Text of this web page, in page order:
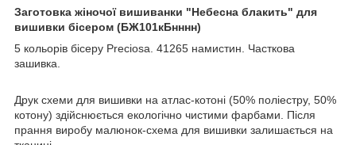
Заготовка жіночої вишиванки "Небесна блакить" для
вишивки бісером (БЖ101кБнннн)
5 кольорів бісеру Preciosa. 41265 намистин. Часткова
зашивка.
Друк схеми для вишивки на атлас-котоні (50% поліестру, 50%
котону) здійcнюється екологічно чистими фарбами. Після
прання виробу малюнок-схема для вишивки залишається на